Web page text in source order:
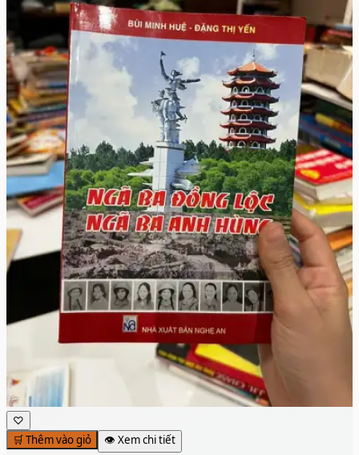
♡
🛒 Thêm vào giỏ
👁️ Xem chi tiết